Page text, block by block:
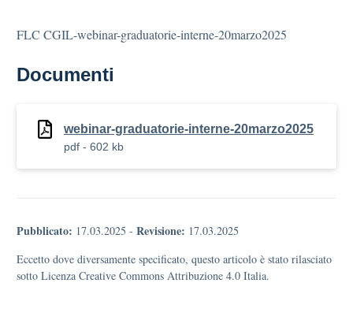
FLC CGIL-webinar-graduatorie-interne-20marzo2025
Documenti
webinar-graduatorie-interne-20marzo2025
pdf - 602 kb
Pubblicato: 17.03.2025 - Revisione: 17.03.2025
Eccetto dove diversamente specificato, questo articolo è stato rilasciato
sotto Licenza Creative Commons Attribuzione 4.0 Italia.